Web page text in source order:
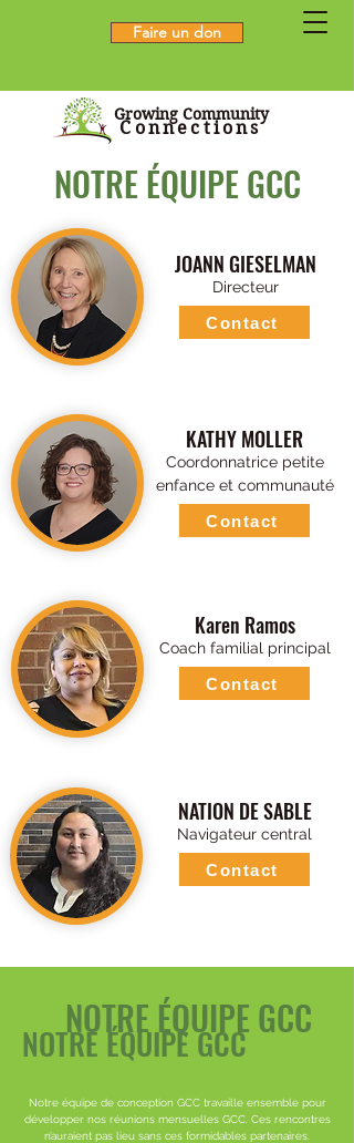
Faire un don
Growing Community
Connections
NOTRE ÉQUIPE GCC
NOTRE ÉQUIPE GCC
JOANN GIESELMAN
Directeur
Contact
KATHY MOLLER
Coordonnatrice petite
enfance et communauté
Contact
Karen Ramos
Coach familial principal
Contact
NATION DE SABLE
Navigateur central
Contact
NOTRE ÉQUIPE GCC
NOTRE ÉQUIPE GCC
Notre équipe de conception GCC travaille ensemble pour
développer nos réunions mensuelles GCC. Ces rencontres
n’auraient pas lieu sans ces formidables partenaires.